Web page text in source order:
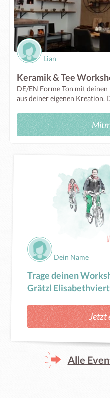
Lian
Keramik & Tee
DE/EN Forme Ton mit
aus deiner eigenen Kreation.
Dein Name
Trage deinen
Grätzl
Jetzt
Alle